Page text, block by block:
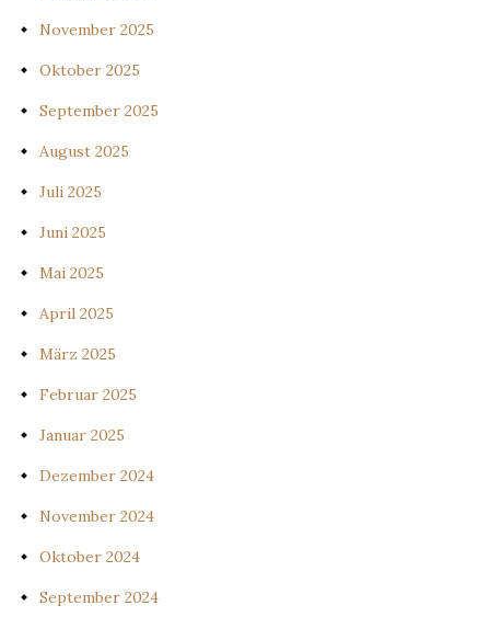
November 2025
Oktober 2025
September 2025
August 2025
Juli 2025
Juni 2025
Mai 2025
April 2025
März 2025
Februar 2025
Januar 2025
Dezember 2024
November 2024
Oktober 2024
September 2024